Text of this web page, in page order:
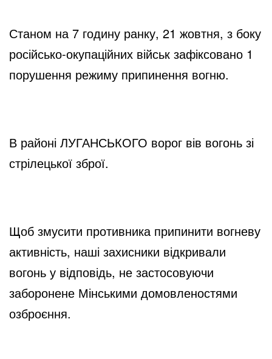
Станом на 7 годину ранку, 21 жовтня, з боку
російсько-окупаційних військ зафіксовано 1
порушення режиму припинення вогню.
В районі ЛУГАНСЬКОГО ворог вів вогонь зі
стрілецької зброї.
Щоб змусити противника припинити вогневу
активність, наші захисники відкривали
вогонь у відповідь, не застосовуючи
заборонене Мінськими домовленостями
озброєння.